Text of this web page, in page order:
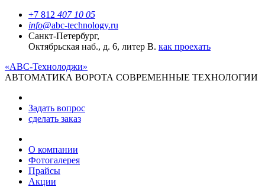
+7 812 407 10 05
info@abc-technology.ru
Санкт-Петербург,
Октябрьская наб., д. 6, литер В. как проехать
«АВС-Технолоджи»
АВТОМАТИКА ВОРОТА СОВРЕМЕННЫЕ ТЕХНОЛОГИИ
Задать вопрос
сделать заказ
О компании
Фотогалерея
Прайсы
Акции